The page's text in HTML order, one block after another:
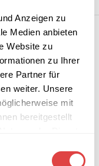
Anzeigen zu
Medien anbieten
Website zu
zu Ihrer
Partner für
weiter. Unsere
mit
bereitgestellt